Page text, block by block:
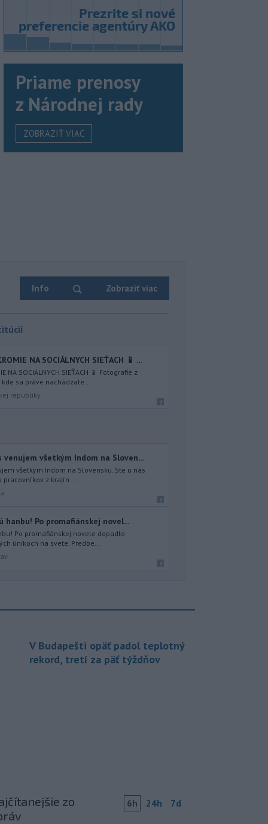
Priame prenosy
z Národnej rady
ZOBRAZIŤ VIAC
Info Zobraziť viac
NA SOCIÁLNYCH SIEŤACH 📱 ...
NA SOCIÁLNYCH SIEŤACH 📱 Fotografie z
sa práve nachádzate...
republiky
všetkým Indom na Sloven...
všetkým Indom na Slovensku. Ste u nás
pracovníkov z krajín ...
Po promafiánskej novel...
Po promafiánskej novele dopadlo
únikoch na svete. Predbe...
V Budapešti opäť padol teplotný
rekord, tretí za päť týždňov
zo
6h 24h 7d